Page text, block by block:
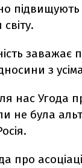
заважає
з
нас Угода
не була
про